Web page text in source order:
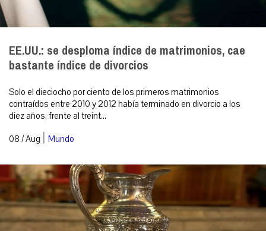
EE.UU.: se desploma índice de matrimonios, cae
bastante índice de divorcios
Solo el dieciocho por ciento de los primeros matrimonios
contraídos entre 2010 y 2012 había terminado en divorcio a los
diez años, frente al treint...
08 / Aug | Mundo